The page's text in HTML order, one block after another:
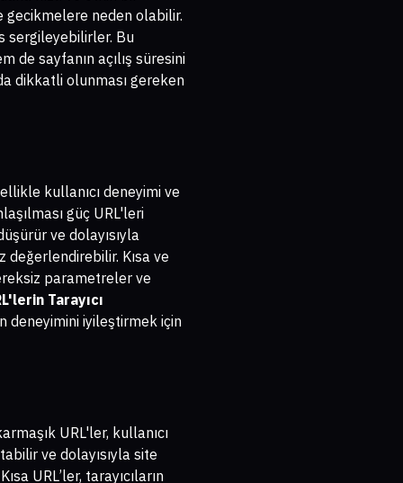
gecikmelere neden olabilir.
sergileyebilirler. Bu
de sayfanın açılış süresini
dikkatli olunması gereken
kullanıcı deneyimi ve
güç URL'leri
ve dolayısıyla
değerlendirebilir. Kısa ve
parametreler ve
Tarayıcı
deneyimini iyileştirmek için
URL'ler, kullanıcı
ve dolayısıyla site
URL’ler, tarayıcıların